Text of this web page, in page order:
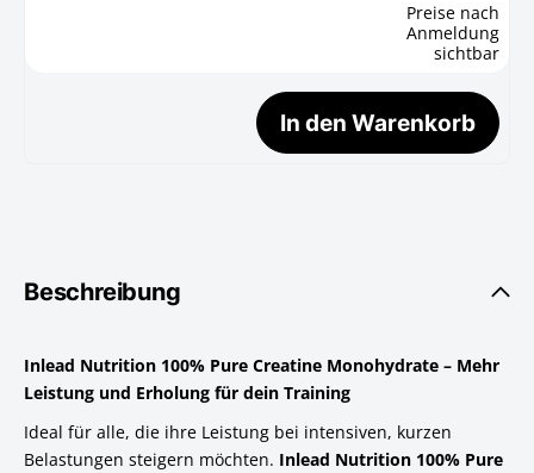
Preise nach
Anmeldung
sichtbar
In den Warenkorb
Beschreibung
Inlead Nutrition 100% Pure Creatine Monohydrate – Mehr
Leistung und Erholung für dein Training
Ideal für alle, die ihre Leistung bei intensiven, kurzen
Belastungen steigern möchten. Inlead Nutrition 100% Pure